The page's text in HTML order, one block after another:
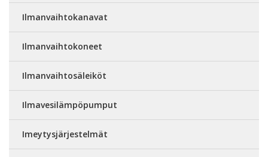
Ilmanvaihtokanavat
Ilmanvaihtokoneet
Ilmanvaihtosäleiköt
Ilmavesilämpöpumput
Imeytysjärjestelmät